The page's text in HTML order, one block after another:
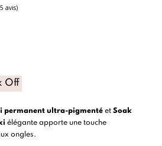
(5 avis)
Off
permanent ultra-pigmentéet Soak
élégante apporte une touche
ongles.